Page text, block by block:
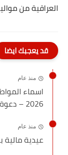
العراقية من مواليد 1993 ساكن في العاصمة
قد يعجبك ايضا
منذ عام
اسماء
2026 – دعوة...
منذ عام
عيدية مالية بقيمة 150 ألف دينار